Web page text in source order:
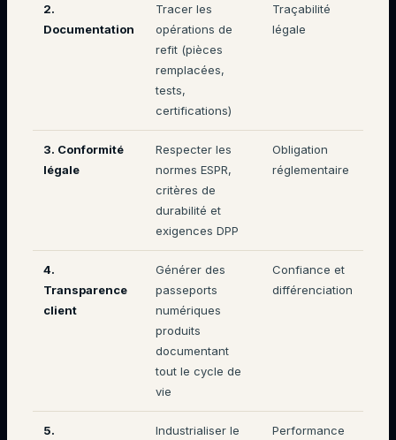
2.
Documentation
Tracer les
opérations de
refit (pièces
remplacées,
tests,
certifications)
Traçabilité
légale
3. Conformité
légale
Respecter les
normes ESPR,
critères de
durabilité et
exigences DPP
Obligation
réglementaire
4.
Transparence
client
Générer des
passeports
numériques
produits
documentant
tout le cycle de
vie
Confiance et
différenciation
5.
Industrialiser le
Performance